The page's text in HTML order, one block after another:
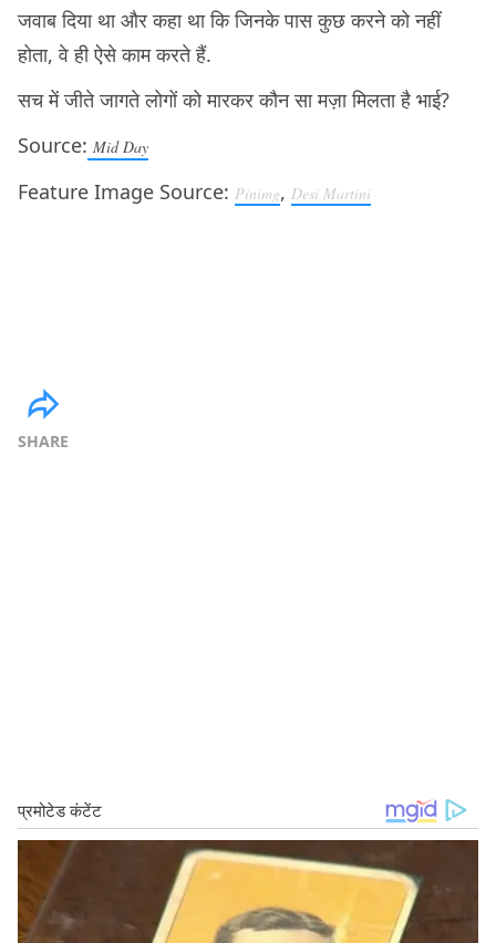
जवाब दिया था और कहा था कि जिनके पास कुछ करने को नहीं
होता, वे ही ऐसे काम करते हैं.
सच में जीते जागते लोगों को मारकर कौन सा मज़ा मिलता है भाई?
Source: Mid Day
Feature Image Source: Pinimg, Desi Martini
SHARE